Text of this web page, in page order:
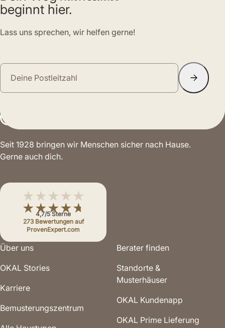
beginnt hier.
Lass uns sprechen, wir helfen gerne!
Seit 1928 bringen wir Menschen sicher nach Hause.
Gerne auch dich.
★★★★★
★★★★★
4,7/5 Sterne
273 Bewertungen auf
ProvenExpert.com
Über uns
OKAL Stories
Karriere
Bemusterungs­zentrum
Berater finden
Standorte &
Musterhäuser
OKAL Kundenapp
OKAL Prime Lieferung